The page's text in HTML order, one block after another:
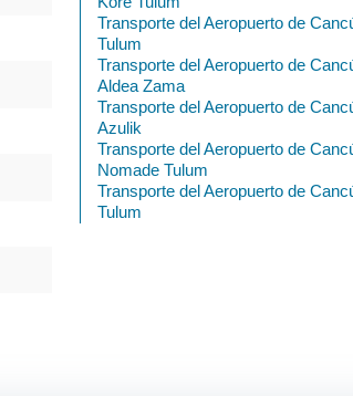
Transporte del Aeropuerto de
Tulum
Transporte del Aeropuerto de
Aldea Zama
Transporte del Aeropuerto de
Azulik
Transporte del Aeropuerto de
Nomade Tulum
Transporte del Aeropuerto de
Tulum